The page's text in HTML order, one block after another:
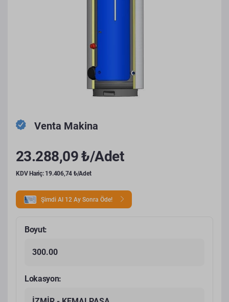
Venta Makina
23.288,09 ₺/Adet
KDV Hariç: 19.406,74 ₺/Adet
Şimdi Al 12 Ay Sonra Öde!
Boyut:
300.00
Lokasyon: